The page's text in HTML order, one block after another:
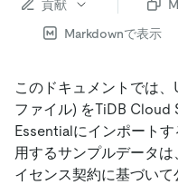
貢献
Markdownで表示
このドキュメントでは
ファイル) をTiDB
Essentialにインポート
用するサンプルデータ
イセンス契約に基づい